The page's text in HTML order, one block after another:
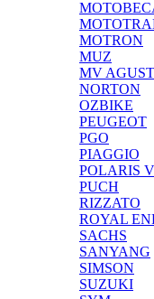
MOTRON
MUZ
MV
NORTON
OZBIKE
PEUGEOT
PGO
PIAGGIO
POLARIS
PUCH
RIZZATO
ROYAL
SACHS
SANYANG
SIMSON
SUZUKI